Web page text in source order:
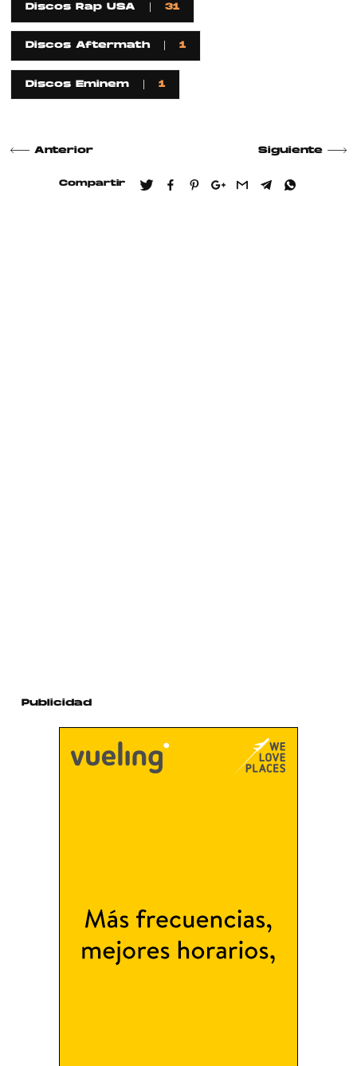
Discos Rap USA 31
Discos Aftermath 1
Discos Eminem 1
Anterior Siguiente
Compartir
Publicidad